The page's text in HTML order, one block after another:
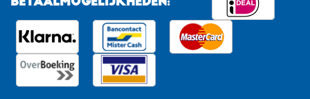
BETAALMOGELIJKHEDEN: